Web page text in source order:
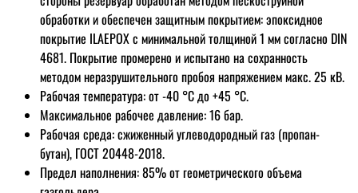
обработки и обеспечен защитным покрытием: эпоксидное
покрытие ILAEPOX с минимальной толщиной 1 мм согласно DIN
4681. Покрытие промерено и испытано на сохранность
методом неразрушительного пробоя напряжением макс. 25 кВ.
Рабочая температура: от -40 °C до +45 °C.
Максимальное рабочее давление: 16 бар.
Рабочая среда: сжиженный углеводородный газ (пропан-
бутан), ГОСТ 20448-2018.
Предел наполнения: 85% от геометрического объема